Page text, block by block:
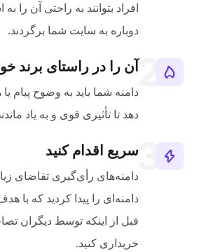
افراد بتوانند به راحتی آن را
دوباره به سایت شما برگردند.
آن را در راستای برند
دامنه شما باید به وضوح پیام
دهد تا تأثیری قوی و به یاد
سریع اقدام کنید
دامنه‌های رأی‌گیری تقاضای
دامنه‌ای را پیدا کردید که با
قبل از اینکه توسط دیگران
خریداری کنید.